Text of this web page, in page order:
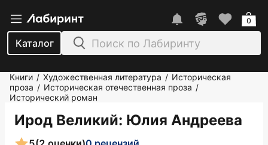
Каталог
0
Книги / Художественная литература / Историческая
проза / Историческая отечественная проза /
Исторический роман
Ирод Великий: Юлия Андреева